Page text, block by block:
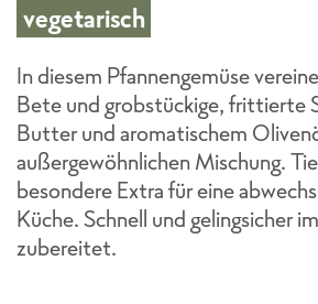
vegetarisch
In diesem Pfannengemüse
Bete und grobstückige, frittierte
Butter und aromatischem
außergewöhnlichen Mischung.
besondere Extra für eine
Küche. Schnell und gelingsicher
zubereitet.